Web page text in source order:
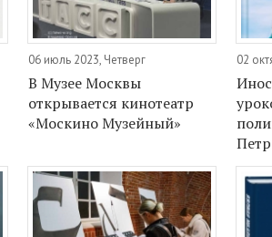
06 июль 2023, Четверг
В Музее Москвы
открывается кинотеатр
«Москино Музейный»
02